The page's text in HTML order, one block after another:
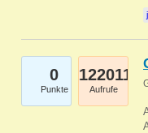
0
Punkte
122011
Aufrufe